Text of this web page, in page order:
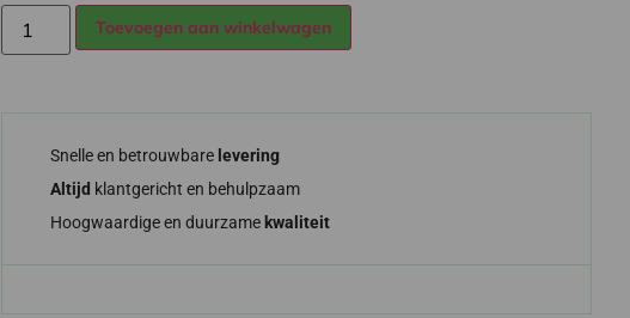
Toevoegen aan winkelwagen
Snelle en betrouwbare levering
Altijd klantgericht en behulpzaam
Hoogwaardige en duurzamekwaliteit